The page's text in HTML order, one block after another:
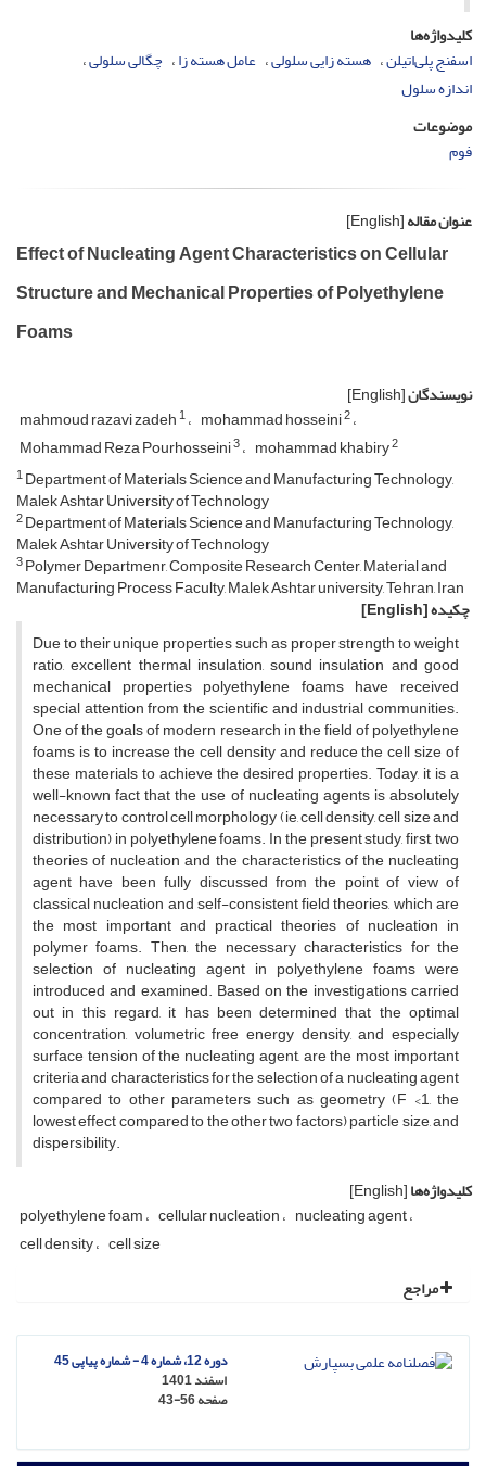
کلیدواژه‌ها
اسفنج‎ ‌پلی‌اتیلن
هسته ‎زایی سلولی عامل هسته ‎زا
چگالی سلولی
اندازه سلول
موضوعات
فوم
عنوان مقاله[English]
Effect of Nucleating Agent Characteristics on Cellular
Structure and Mechanical Properties of Polyethylene
Foams
نویسندگان[English]
mahmoud razavi zadeh1 mohammad hosseini2
Mohammad Reza Pourhosseini3 mohammad khabiry2
1Department of Materials Science and Manufacturing Technology,
Malek Ashtar University of Technology
2Department of Materials Science and Manufacturing Technology,
Malek Ashtar University of Technology
3Polymer Departmenr, Composite Research Center, Material and
Manufacturing Process Faculty, Malek Ashtar university, Tehran, Iran
چکیده[English]
Due to their unique properties such as proper strength to weight
ratio, excellent thermal insulation, sound insulation and good
mechanical properties polyethylene foams have received
special attention from the scientific and industrial communities.
One of the goals of modern research in the field of polyethylene
foams is to increase the cell density and reduce the cell size of
these materials to achieve the desired properties. Today, it is a
well-known fact that the use of nucleating agents is absolutely
necessary to control cell morphology (ie, cell density, cell size and
distribution) in polyethylene foams. In the present study, first, two
theories of nucleation and the characteristics of the nucleating
agent have been fully discussed from the point of view of
classical nucleation and self-consistent field theories, which are
the most important and practical theories of nucleation in
polymer foams. Then, the necessary characteristics for the
selection of nucleating agent in polyethylene foams were
introduced and examined. Based on the investigations carried
out in this regard, it has been determined that the optimal
concentration, volumetric free energy density, and especially
surface tension of the nucleating agent, are the most important
criteria and characteristics for the selection of a nucleating agent
compared to other parameters such as geometry (F <1, the
lowest effect compared to the other two factors) particle size, and
dispersibility.
کلیدواژه‌ها[English]
polyethylene foam cellular nucleation nucleating agent
cell density cell size
مراجع
دوره 12، شماره 4 - شماره پیاپی 45
اسفند 1401
صفحه43-56